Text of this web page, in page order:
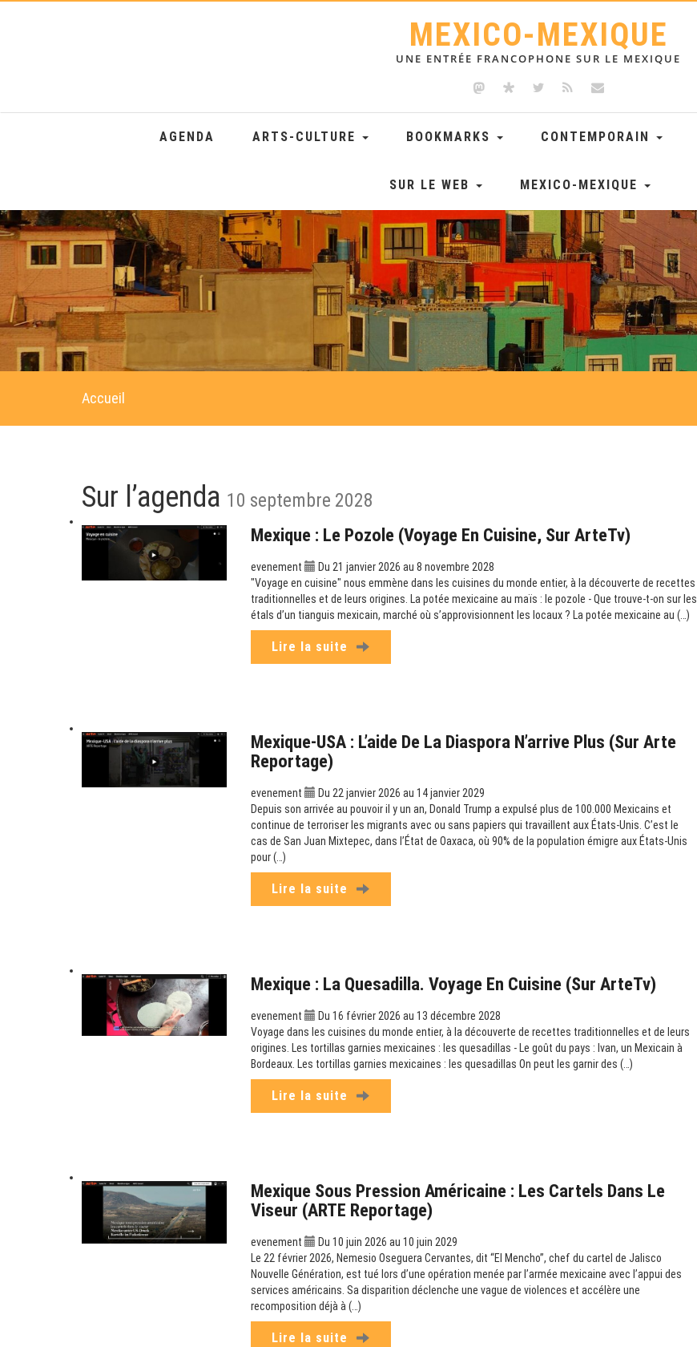
MEXICO-MEXIQUE
UNE ENTRÉE FRANCOPHONE SUR LE MEXIQUE
AGENDA ARTS-CULTURE BOOKMARKS CONTEMPORAIN
SUR LE WEB MEXICO-MEXIQUE
Accueil
Sur l’agenda 10 septembre 2028
Mexique : Le Pozole (Voyage En Cuisine, Sur ArteTv)
evenement
Du 21 janvier 2026 au 8 novembre 2028
"Voyage en cuisine" nous emmène dans les cuisines du monde entier, à la découverte de recettes
traditionnelles et de leurs origines. La potée mexicaine au maïs : le pozole - Que trouve-t-on sur les
étals d’un tianguis mexicain, marché où s’approvisionnent les locaux ? La potée mexicaine au (…)
Lire la suite
Mexique-USA : L’aide De La Diaspora N’arrive Plus (sur Arte
Reportage)
evenement
Du 22 janvier 2026 au 14 janvier 2029
Depuis son arrivée au pouvoir il y un an, Donald Trump a expulsé plus de 100.000 Mexicains et
continue de terroriser les migrants avec ou sans papiers qui travaillent aux États-Unis. C’est le
cas de San Juan Mixtepec, dans l’État de Oaxaca, où 90% de la population émigre aux États-Unis
pour (…)
Lire la suite
Mexique : La Quesadilla. Voyage En Cuisine (sur ArteTv)
evenement
Du 16 février 2026 au 13 décembre 2028
Voyage dans les cuisines du monde entier, à la découverte de recettes traditionnelles et de leurs
origines. Les tortillas garnies mexicaines : les quesadillas - Le goût du pays : Ivan, un Mexicain à
Bordeaux. Les tortillas garnies mexicaines : les quesadillas On peut les garnir des (…)
Lire la suite
Mexique Sous Pression Américaine : Les Cartels Dans Le
Viseur (ARTE Reportage)
evenement
Du 10 juin 2026 au 10 juin 2029
Le 22 février 2026, Nemesio Oseguera Cervantes, dit “El Mencho”, chef du cartel de Jalisco
Nouvelle Génération, est tué lors d’une opération menée par l’armée mexicaine avec l’appui des
services américains. Sa disparition déclenche une vague de violences et accélère une
recomposition déjà à (…)
Lire la suite